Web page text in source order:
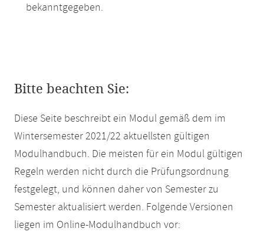
bekanntgegeben.
Bitte beachten Sie:
Diese Seite beschreibt ein Modul gemäß dem im
Wintersemester 2021/22 aktuellsten gültigen
Modulhandbuch. Die meisten für ein Modul gültigen
Regeln werden nicht durch die Prüfungsordnung
festgelegt, und können daher von Semester zu
Semester aktualisiert werden. Folgende Versionen
liegen im Online-Modulhandbuch vor: